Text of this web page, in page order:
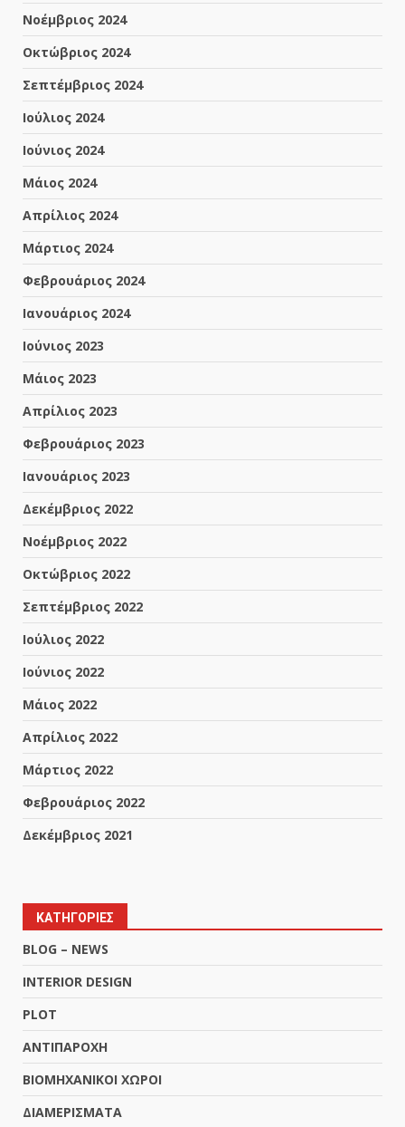
Νοέμβριος 2024
Οκτώβριος 2024
Σεπτέμβριος 2024
Ιούλιος 2024
Ιούνιος 2024
Μάιος 2024
Απρίλιος 2024
Μάρτιος 2024
Φεβρουάριος 2024
Ιανουάριος 2024
Ιούνιος 2023
Μάιος 2023
Απρίλιος 2023
Φεβρουάριος 2023
Ιανουάριος 2023
Δεκέμβριος 2022
Νοέμβριος 2022
Οκτώβριος 2022
Σεπτέμβριος 2022
Ιούλιος 2022
Ιούνιος 2022
Μάιος 2022
Απρίλιος 2022
Μάρτιος 2022
Φεβρουάριος 2022
Δεκέμβριος 2021
ΚΑΤΗΓΟΡΙΕΣ
BLOG – NEWS
INTERIOR DESIGN
PLOT
ΑΝΤΙΠΑΡΟΧΗ
ΒΙΟΜΗΧΑΝΙΚΟΙ ΧΩΡΟΙ
ΔΙΑΜΕΡΙΣΜΑΤΑ